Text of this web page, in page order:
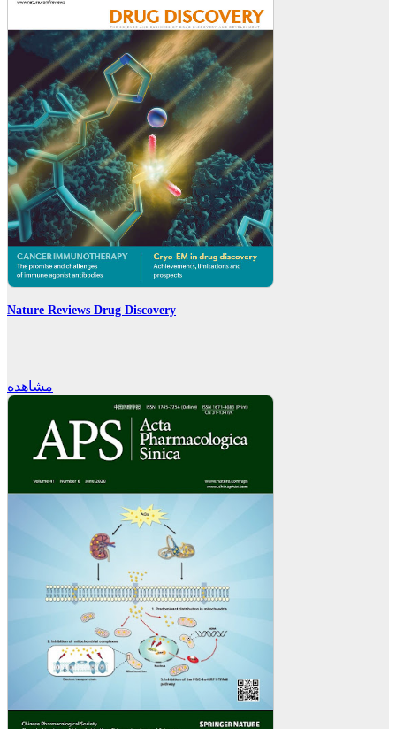
Nature Reviews Drug Discovery
مشاهده